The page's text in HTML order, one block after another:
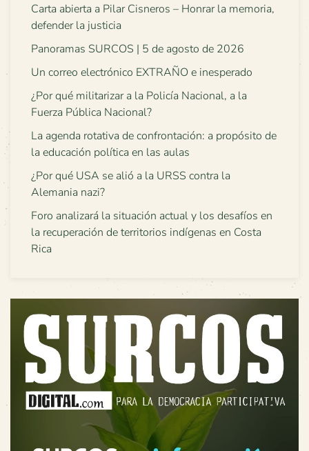
Carta abierta a Pilar Cisneros – Honrar la memoria,
defender la justicia
Panoramas SURCOS | 5 de agosto de 2026
Un correo electrónico EXTRAÑO e inesperado
¿Por qué militarizar a la Policía Nacional, a la
Fuerza Pública Nacional?
La agenda rotativa de confrontación: a propósito de
la educación política en las aulas
¿Por qué USA se alió a la URSS contra la
Alemania nazi?
Foro analizará la situación actual y los desafíos en
la recuperación de territorios indígenas en Costa
Rica